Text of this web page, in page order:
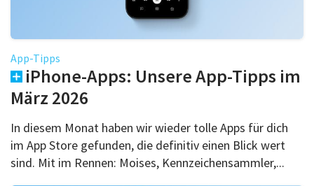
App-Tipps
iPhone-Apps: Unsere App-Tipps im
März 2026
In diesem Monat haben wir wieder tolle Apps für dich
im App Store gefunden, die definitiv einen Blick wert
sind. Mit im Rennen: Moises, Kennzeichensammler,...